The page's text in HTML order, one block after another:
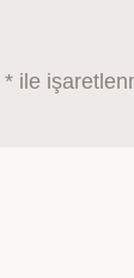
*ile